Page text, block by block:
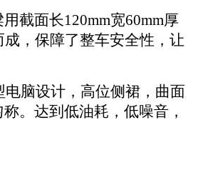
截面长120mm宽60mm厚
成，保障了整车安全性，让
电脑设计，高位侧裙，曲面
。达到低油耗，低噪音，